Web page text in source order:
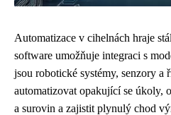
Automatizace v cihelnách hraje
software umožňuje integraci s
jsou robotické systémy, senzory
automatizovat opakující se úkoly,
a surovin a zajistit plynulý chod